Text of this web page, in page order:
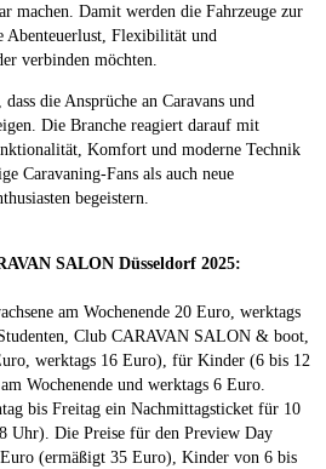
machen. Damit werden die Fahrzeuge zur
Abenteuerlust, Flexibilität und
verbinden möchten.
die Ansprüche an Caravans und
Die Branche reagiert darauf mit
Komfort und moderne Technik
Caravaning-Fans als auch neue
begeistern.
SALON Düsseldorf 2025:
am Wochenende 20 Euro, werktags
Club CARAVAN SALON & boot,
werktags 16 Euro), für Kinder (6 bis 12
Wochenende und werktags 6 Euro.
bis Freitag ein Nachmittagsticket für 10
Uhr). Die Preise für den Preview Day
(ermäßigt 35 Euro), Kinder von 6 bis